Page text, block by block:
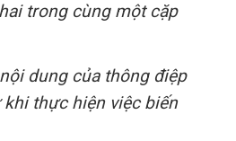
trong cùng một cặp
dung của thông điệp
thực hiện việc biến